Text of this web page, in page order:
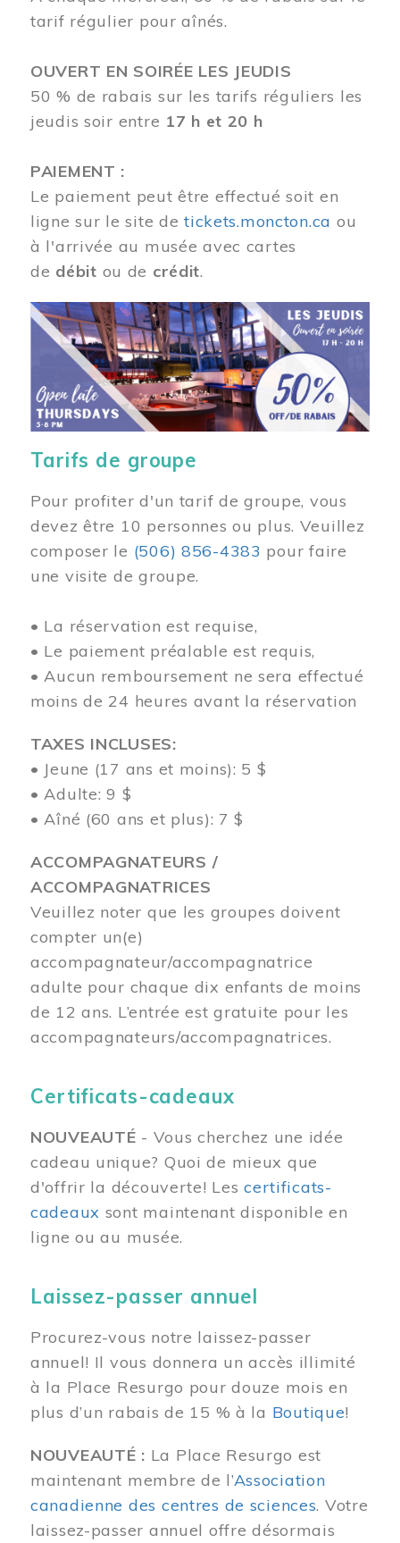
tarif régulier pour aînés.
OUVERT EN SOIRÉE LES JEUDIS
50 % de rabais sur les tarifs réguliers les
jeudis soir entre 17 h et 20 h
PAIEMENT :
Le paiement peut être effectué soit en
ligne sur le site detickets.moncton.ca ou
à l'arrivée au musée avec cartes
de débit ou de crédit.
Image
Tarifs de groupe
Pour profiter d'un tarif de groupe, vous
devez être 10 personnes ou plus. Veuillez
composer le (506) 856-4383 pour faire
une visite de groupe.
• La réservation est requise,
• Le paiement préalable est requis,
• Aucun remboursement ne sera effectué
moins de 24 heures avant la réservation
TAXES INCLUSES:
• Jeune (17 ans et moins): 5 $
• Adulte: 9 $
• Aîné (60 ans et plus): 7 $
ACCOMPAGNATEURS /
ACCOMPAGNATRICES
Veuillez noter que les groupes doivent
compter un(e)
accompagnateur/accompagnatrice
adulte pour chaque dix enfants de moins
de 12 ans. L’entrée est gratuite pour les
accompagnateurs/accompagnatrices.
Certificats-cadeaux
NOUVEAUTÉ - Vous cherchez une idée
cadeau unique? Quoi de mieux que
d'offrir la découverte! Lescertificats-
cadeaux sont maintenant disponible en
ligne ou au musée.
Laissez-passer annuel
Procurez-vous notre laissez-passer
annuel! Il vous donnera un accès illimité
à la Place Resurgo pour douze mois en
plus d’un rabais de 15 % à la Boutique!
NOUVEAUTÉ : La Place Resurgo est
maintenant membre de l’Association
canadienne des centres de sciences. Votre
laissez-passer annuel offre désormais